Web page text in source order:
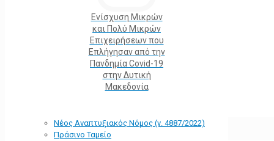
Ενίσχυση Μικρών
και Πολύ Μικρών
Επιχειρήσεων που
Επλήγησαν από την
Πανδημία Covid-19
στην Δυτική
Μακεδονία
Νέος Αναπτυξιακός Νόμος (ν. 4887/2022)
Πράσινο Ταμείο